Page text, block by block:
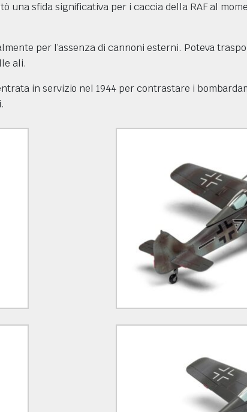
una sfida significativa per i caccia della RAF al
per l’assenza di cannoni esterni. Poteva
ali.
in servizio nel 1944 per contrastare i